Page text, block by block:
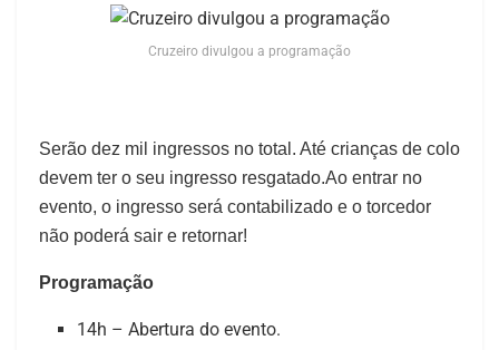
Cruzeiro divulgou a programação
Serão dez mil ingressos no total. Até crianças de colo
devem ter o seu ingresso resgatado.Ao entrar no
evento, o ingresso será contabilizado e o torcedor
não poderá sair e retornar!
Programação
14h – Abertura do evento.